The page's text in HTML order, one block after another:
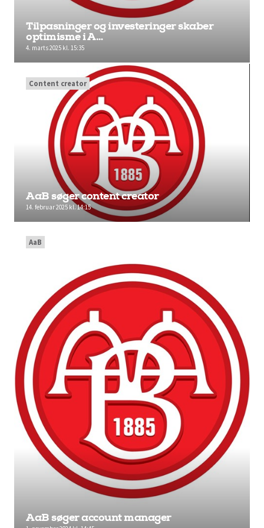
Tilpasninger og investeringer skaber
optimisme i A…
4. marts 2025 kl. 15:35
AaB søger content creator
14. februar 2025 kl. 14:15
Content creator
AaB søger account manager
AaB